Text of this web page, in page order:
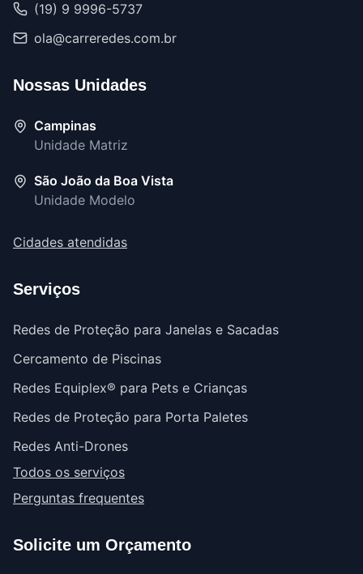
(19) 9 9996-5737
ola@carreredes.com.br
Nossas Unidades
Campinas
Unidade Matriz
São João da Boa Vista
Unidade Modelo
Cidades atendidas
Serviços
Redes de Proteção para Janelas e Sacadas
Cercamento de Piscinas
Redes Equiplex® para Pets e Crianças
Redes de Proteção para Porta Paletes
Redes Anti-Drones
Todos os serviços
Perguntas frequentes
Solicite um Orçamento